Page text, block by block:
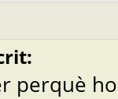
perquè